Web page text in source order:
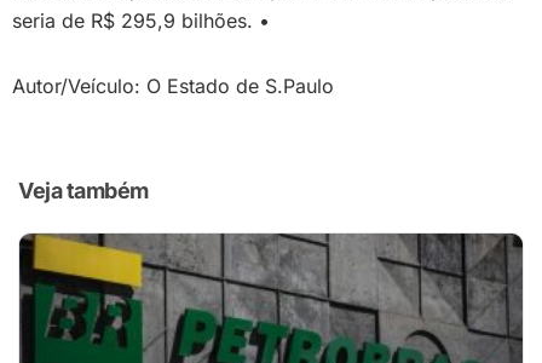
seria de R$ 295,9 bilhões. •
Autor/Veículo: O Estado de S.Paulo
Veja também